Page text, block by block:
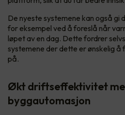
De nyeste systemene kan også gi
for eksempel ved å foreslå når
løpet av en dag. Dette fordrer
systemene der dette er ønskelig
på.
Økt driftseffektivitet
byggautomasjon